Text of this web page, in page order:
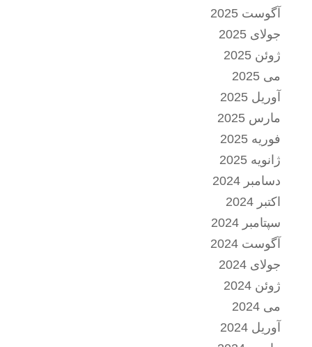
آگوست 2025
جولای 2025
ژوئن 2025
می 2025
آوریل 2025
مارس 2025
فوریه 2025
ژانویه 2025
دسامبر 2024
اکتبر 2024
سپتامبر 2024
آگوست 2024
جولای 2024
ژوئن 2024
می 2024
آوریل 2024